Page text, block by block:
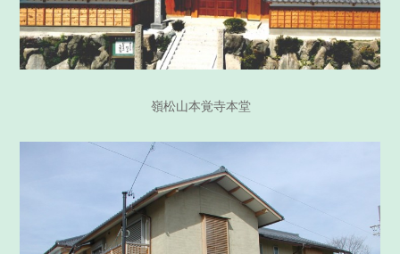
嶺松山本覚寺本堂